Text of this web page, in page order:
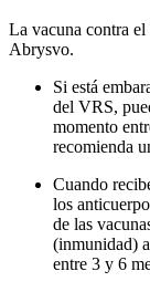
La vacuna contra el
Abrysvo.
Si está
del VRS,
momento
recomienda
Cuando
los
de las
(inmunidad)
entre 3 y 6